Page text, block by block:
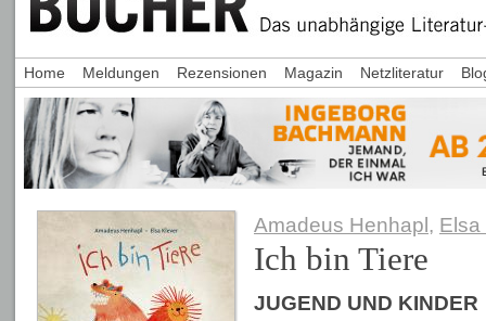
Amadeus Henhapl , Elsa
Ich bin Tiere
JUGEND UND KINDER
Home Meldungen Rezensionen Magazin Netzliteratur